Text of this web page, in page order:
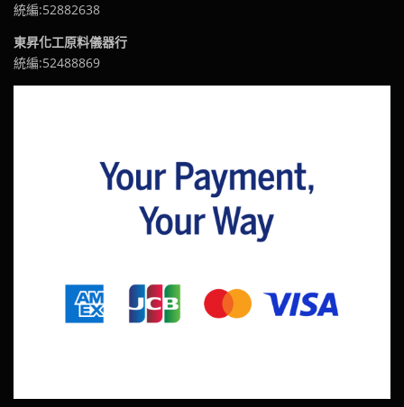
統編:52882638
東昇化工原料儀器行
統編:52488869